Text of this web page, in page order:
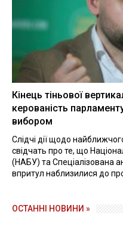
Кінець тіньової
керованість
вибором
Слідчі дії щодо
свідчать про те, що
(НАБУ) та Спеціалізована
впритул наблизилися до
ОСТАННІ НОВИНИ »